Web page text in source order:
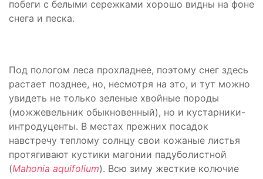
побеги с белыми сережками хорошо видны на фоне
снега и песка.
Под пологом леса прохладнее, поэтому снег здесь
растает позднее, но, несмотря на это, и тут можно
увидеть не только зеленые хвойные породы
(можжевельник обыкновенный), но и кустарники-
интродуценты. В местах прежних посадок
навстречу теплому солнцу свои кожаные листья
протягивают кустики магонии падуболистной
(Mahonia aquifolium). Всю зиму жесткие колючие